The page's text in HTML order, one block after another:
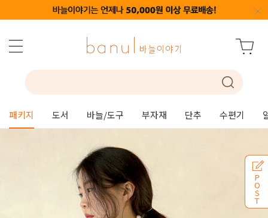
패키지 도서 바늘/도구 부자재 단추 수편기
P
O
S
T